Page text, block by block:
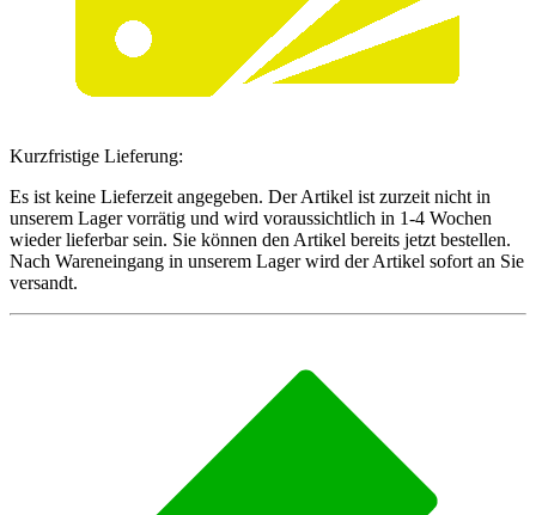
Kurzfristige Lieferung:
Es ist keine Lieferzeit angegeben. Der Artikel ist zurzeit nicht in
unserem Lager vorrätig und wird voraussichtlich in 1-4 Wochen
wieder lieferbar sein. Sie können den Artikel bereits jetzt bestellen.
Nach Wareneingang in unserem Lager wird der Artikel sofort an Sie
versandt.